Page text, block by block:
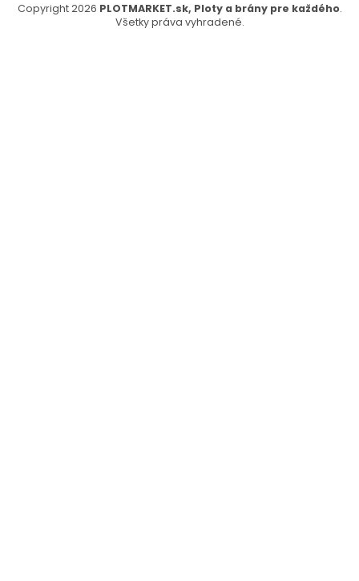
Copyright 2026 PLOTMARKET.sk, Ploty a brány pre každého.
Všetky práva vyhradené.